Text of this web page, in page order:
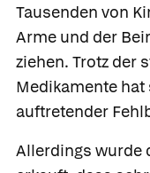
Tausenden von
Arme und der
ziehen. Trotz der
Medikamente
auftretender
Allerdings wurde